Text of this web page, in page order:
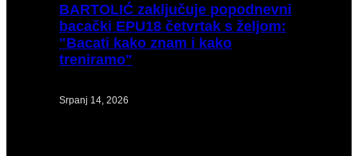
BARTOLIĆ zaključuje popodnevni
bacački EPU18 četvrtak s željom:
"Bacati kako znam i kako
treniramo"
Srpanj 14, 2026